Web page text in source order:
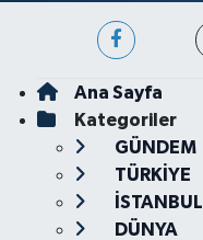
Ana Sayfa
Kategoriler
GÜNDEM
TÜRKİYE
İSTANBUL
DÜNYA